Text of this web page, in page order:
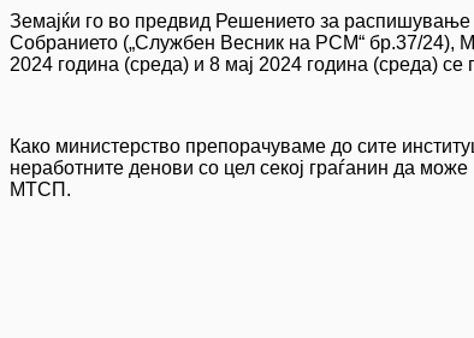
Земајќи го во предвид Решението за
Собранието („Службен Весник на РСМ“ бр.37/24),
2024 година (среда) и 8 мај 2024 година (среда) се
Како министерство препорачуваме до сите
неработните денови со цел секој граѓанин да
МТСП.